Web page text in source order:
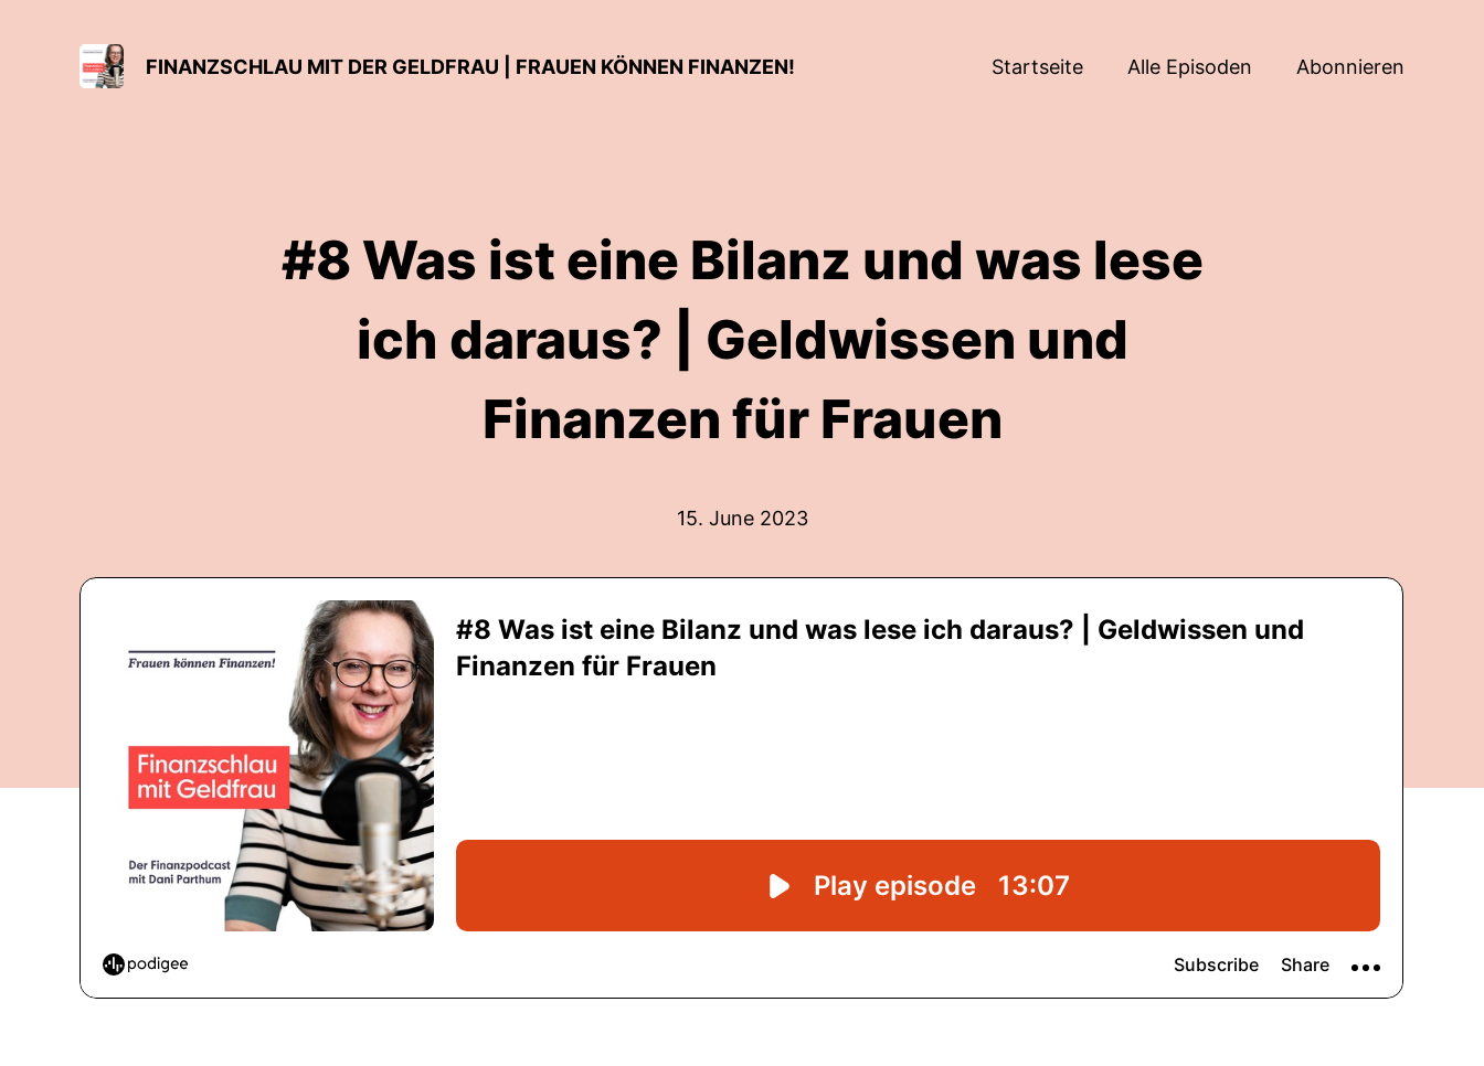
FINANZSCHLAU MIT DER GELDFRAU | FRAUEN KÖNNEN FINANZEN! Startseite Alle Episoden Abonnieren
#8 Was ist eine Bilanz und was lese
ich daraus? | Geldwissen und
Finanzen für Frauen
15. June 2023